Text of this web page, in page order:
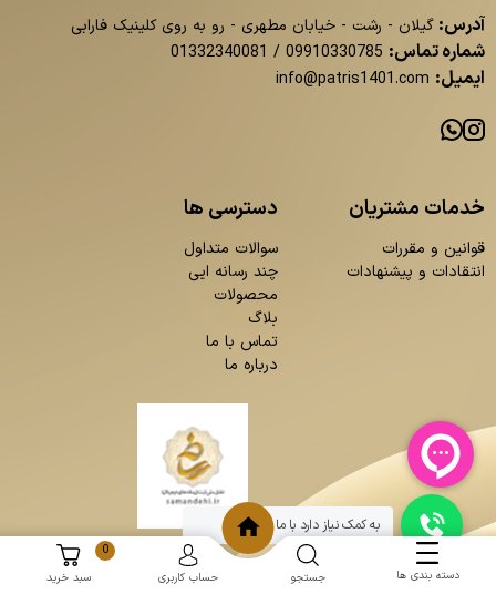
آدرس: گیلان - رشت - خیابان مطهری - رو به روی کلینیک فارابی
شماره تماس: 09910330785
/
01332340081
ایمیل: info@patris1401.com
خدمات مشتریان
قوانین و مقررات
انتقادات و پیشنهادات
دسترسی ها
سوالات متداول
چند رسانه ایی
محصولات
بلاگ
تماس با ما
درباره ما
دسته بندی ها جستجو حساب کاربری
0
سبد خرید
به کمک نیاز دارد با ما چت کنید